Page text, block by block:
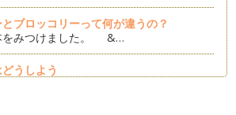
ブロッコリーって何が違うの？
をみつけました。 &…
うしよう